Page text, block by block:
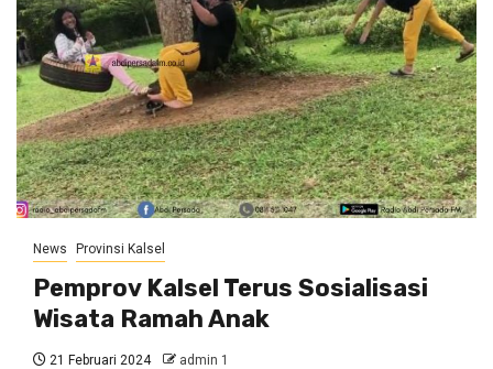
News Provinsi Kalsel
Pemprov Kalsel Terus Sosialisasi
Wisata Ramah Anak
21 Februari 2024 admin 1